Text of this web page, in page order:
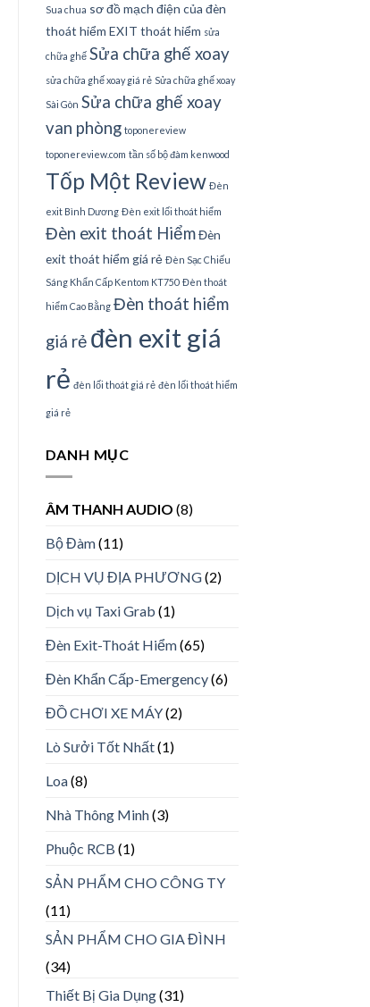
Sua chua sơ đồ mạch điện của đèn
thoát hiểm EXIT thoát hiểm sửa
chữa ghế Sửa chữa ghế xoay
sửa chữa ghế xoay giá rẻ Sửa chữa ghế xoay
Sài Gòn Sửa chữa ghế xoay
van phòng toponereview
toponereview.com tần số bộ đàm kenwood
Tốp Một Review Đèn
exit Bình Dương Đèn exit lối thoát hiểm
Đèn exit thoát Hiểm Đèn
exit thoát hiểm giá rẻ Đèn Sạc Chiếu
Sáng Khẩn Cấp Kentom KT750 Đèn thoát
hiểm Cao Bằng Đèn thoát hiểm
giá rẻ đèn exit giá
rẻ đèn lối thoát giá rẻ đèn lối thoát hiểm
giá rẻ
DANH MỤC
ÂM THANH AUDIO (8)
Bộ Đàm(11)
DỊCH VỤ ĐỊA PHƯƠNG(2)
Dịch vụ Taxi Grab (1)
Đèn Exit-Thoát Hiểm(65)
Đèn Khẩn Cấp-Emergency(6)
ĐỒ CHƠI XE MÁY(2)
Lò Sưởi Tốt Nhất(1)
Loa(8)
Nhà Thông Minh(3)
Phuộc RCB (1)
SẢN PHẨM CHO CÔNG TY
(11)
SẢN PHẨM CHO GIA ĐÌNH
(34)
Thiết Bị Gia Dụng(31)